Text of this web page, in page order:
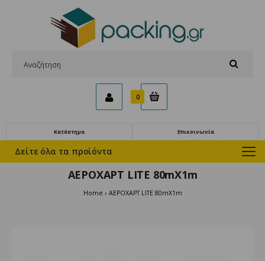
0
Κατάστημα Επικοινωνία
Δείτε όλα τα προϊόντα
ΑΕΡΟΧΑΡΤ LITE 80mX1m
Home ΑΕΡΟΧΑΡΤ LITE 80mX1m